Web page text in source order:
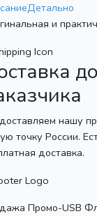
Детально
и
до
нашу
точку России.
доставка.
Промо-USB